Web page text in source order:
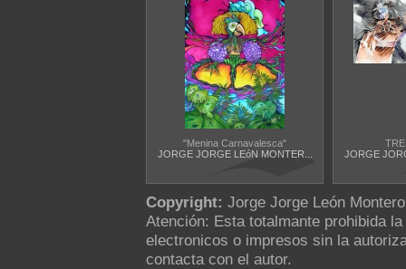
"Menina Carnavalesca"
JORGE JORGE LEóN MONTER...
JORGE
Copyright: Jorge Jorge León
Atención: Esta totalmante prohibida
electronicos o impresos sin la
contacta con el autor.